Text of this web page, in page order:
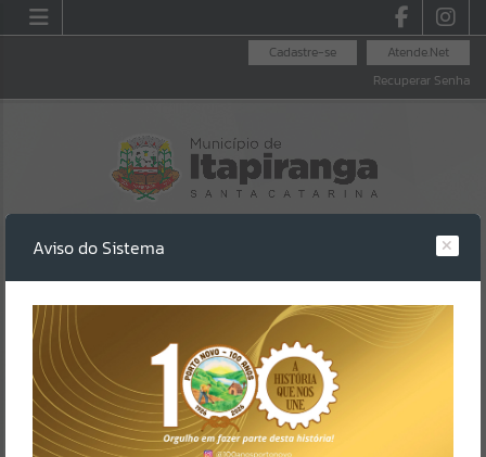
Atende.Net
Cadastre-se
Recuperar Senha
LEI ALDIR BLANC LICITAÇÕES LEGISLAÇÃO
Aviso do Sistema
Erro
SISTEMA
Gerenciamento do Sistema
CÓDIGO DA MENSAGEM: